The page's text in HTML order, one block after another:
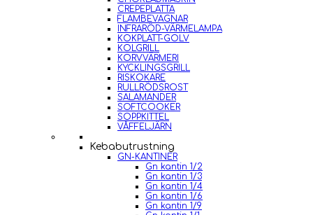
CREPEPLATTA
FLAMBEVAGNAR
INFRARÖD-VÄRMELAMPA
KOKPLATT-GOLV
KOLGRILL
KORVVÄRMERI
KYCKLINGSGRILL
RISKOKARE
RULLRÖDSROST
SALAMANDER
SOFTCOOKER
SOPPKITTEL
VÅFFELJÄRN
Kebabutrustning
GN-KANTINER
Gn kantin 1/2
Gn kantin 1/3
Gn kantin 1/4
Gn kantin 1/6
Gn kantin 1/9